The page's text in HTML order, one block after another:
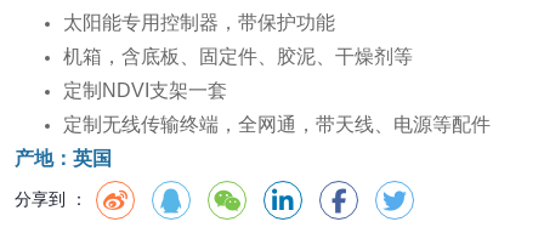
太阳能专用控制器，带保护功能
机箱，含底板、固定件、胶泥、干燥剂等
定制NDVI支架一套
定制无线传输终端，全网通，带天线、电源等配件
产地：英国
分享到 ：